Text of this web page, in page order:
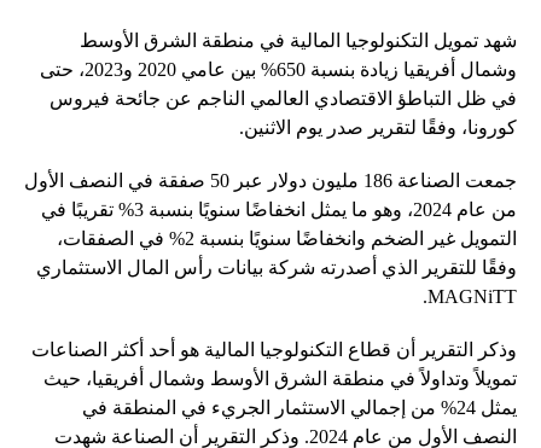
شهد تمويل التكنولوجيا المالية في منطقة الشرق الأوسط
وشمال أفريقيا زيادة بنسبة 650% بين عامي 2020 و2023، حتى
في ظل التباطؤ الاقتصادي العالمي الناجم عن جائحة فيروس
كورونا، وفقًا لتقرير صدر يوم الاثنين.
جمعت الصناعة 186 مليون دولار عبر 50 صفقة في النصف الأول
من عام 2024، وهو ما يمثل انخفاضًا سنويًا بنسبة 3% تقريبًا في
التمويل غير الضخم وانخفاضًا سنويًا بنسبة 2% في الصفقات،
وفقًا للتقرير الذي أصدرته شركة بيانات رأس المال الاستثماري
MAGNiTT.
وذكر التقرير أن قطاع التكنولوجيا المالية هو أحد أكثر الصناعات
تمويلاً وتداولاً في منطقة الشرق الأوسط وشمال أفريقيا، حيث
يمثل 24% من إجمالي الاستثمار الجريء في المنطقة في
النصف الأول من عام 2024. وذكر التقرير أن الصناعة شهدت